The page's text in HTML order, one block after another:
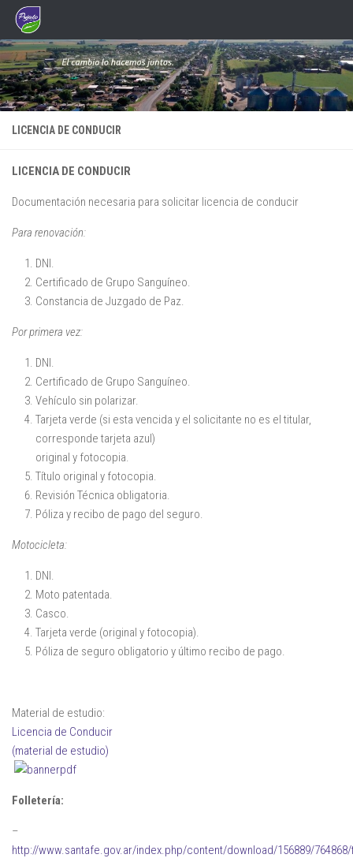
Saltar al contenido
LICENCIA DE CONDUCIR
LICENCIA DE CONDUCIR
Documentación necesaria para solicitar licencia de conducir
Para renovación:
DNI.
Certificado de Grupo Sanguíneo.
Constancia de Juzgado de Paz.
Por primera vez:
DNI.
Certificado de Grupo Sanguíneo.
Vehículo sin polarizar.
Tarjeta verde (si esta vencida y el solicitante no es el titular,
corresponde tarjeta azul)
original y fotocopia.
Título original y fotocopia.
Revisión Técnica obligatoria.
Póliza y recibo de pago del seguro.
Motocicleta:
DNI.
Moto patentada.
Casco.
Tarjeta verde (original y fotocopia).
Póliza de seguro obligatorio y último recibo de pago.
Material de estudio:
Licencia de Conducir
(material de estudio)
Folletería:
–
http://www.santafe.gov.ar/index.php/content/download/156889/